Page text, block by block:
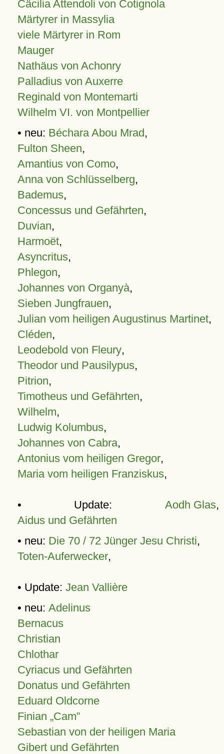
Cäcilia Attendoli von Cotignola
Märtyrer in Massylia
viele Märtyrer in Rom
Mauger
Nathäus von Achonry
Palladius von Auxerre
Reginald von Montemarti
Wilhelm VI. von Montpellier
• neu: Béchara Abou Mrad,
Fulton Sheen,
Amantius von Como,
Anna von Schlüsselberg,
Bademus,
Concessus und Gefährten,
Duvian,
Harmoët,
Asyncritus,
Phlegon,
Johannes von Organyà,
Sieben Jungfrauen,
Julian vom heiligen Augustinus Martinet,
Cléden,
Leodebold von Fleury,
Theodor und Pausilypus,
Pitrion,
Timotheus und Gefährten,
Wilhelm,
Ludwig Kolumbus,
Johannes von Cabra,
Antonius vom heiligen Gregor,
Maria vom heiligen Franziskus,
• Update: Aodh Glas,
Aidus und Gefährten
• neu: Die 70 / 72 Jünger Jesu Christi,
Toten-Auferwecker,
• Update: Jean Vallière
• neu: Adelinus
Bernacus
Christian
Chlothar
Cyriacus und Gefährten
Donatus und Gefährten
Eduard Oldcorne
Finian Cam
Sebastian von der heiligen Maria
Gibert und Gefährten